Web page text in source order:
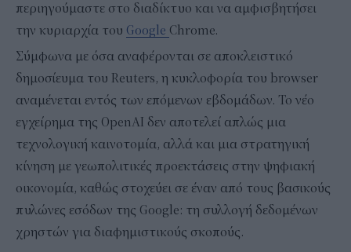
περιηγούμαστε στο διαδίκτυο και να αμφισβητήσει
την κυριαρχία του Google Chrome.
Σύμφωνα με όσα αναφέρονται σε αποκλειστικό
δημοσίευμα του Reuters, η κυκλοφορία του browser
αναμένεται εντός των επόμενων εβδομάδων. Το νέο
εγχείρημα της OpenAI δεν αποτελεί απλώς μια
τεχνολογική καινοτομία, αλλά και μια στρατηγική
κίνηση με γεωπολιτικές προεκτάσεις στην ψηφιακή
οικονομία, καθώς στοχεύει σε έναν από τους βασικούς
πυλώνες εσόδων της Google: τη συλλογή δεδομένων
χρηστών για διαφημιστικούς σκοπούς.